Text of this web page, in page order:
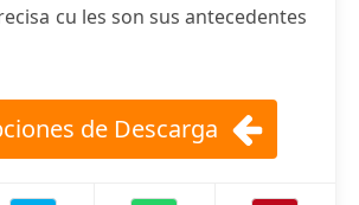
cu les son sus antecedentes
de Descarga